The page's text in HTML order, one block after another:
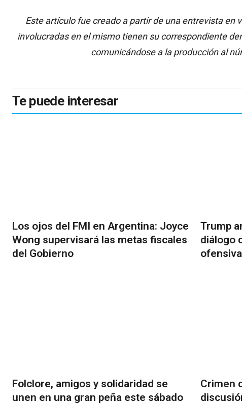
Este artículo fue creado a partir de una entrevista en
involucradas en el mismo tienen su correspondiente
comunicándose a la producción al
Te puede interesar
Los ojos del FMI en Argentina: Joyce
Wong supervisará las metas fiscales
del Gobierno
Trump
diálogo
Folclore, amigos y solidaridad se
unen en una gran peña este sábado
Crimen